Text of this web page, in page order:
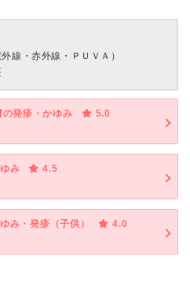
線・赤外線・ＰＵＶＡ）
の発疹・かゆみ
5.0
み
4.5
み・発疹（子供）
4.0